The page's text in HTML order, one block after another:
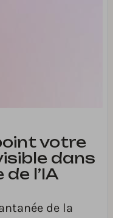
votre
dans
l’IA
de la